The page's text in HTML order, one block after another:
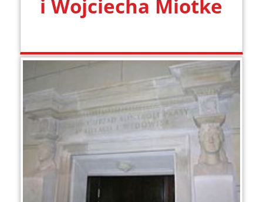
i Wojciecha Miotke